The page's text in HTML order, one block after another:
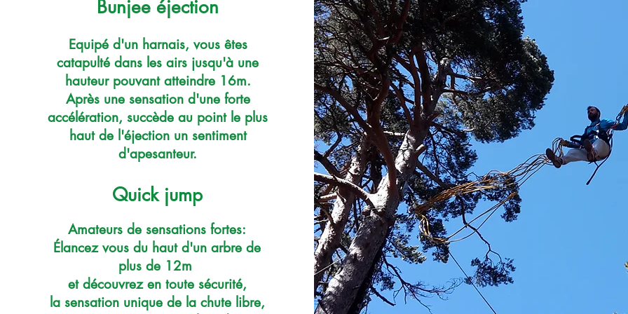
Bunjee éjection
Equipé d'un harnais, vous êtes
catapulté dans les airs jusqu'à une
hauteur pouvant atteindre 16m.
Après une sensation d'une forte
accélération, succède au point le plus
haut de l'éjection un sentiment
d'apesanteur.
Quick jump
Amateurs de sensations fortes:
Élancez vous du haut d'un arbre de
plus de 12m
et découvrez en toute sécurité,
la sensation unique de la chute libre,